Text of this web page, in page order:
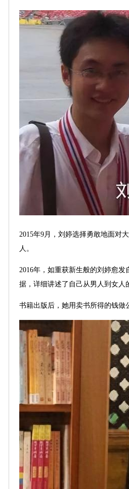
2015年9月，刘婷选择勇敢地面对
人。
2016年，如重获新生般的刘婷愈
据，详细讲述了自己从男人到女人
书籍出版后，她用卖书所得的钱